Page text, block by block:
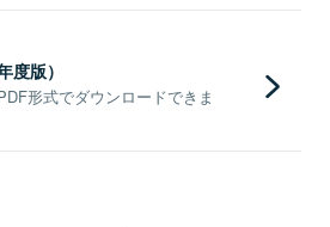
度版）
形式でダウンロードできま